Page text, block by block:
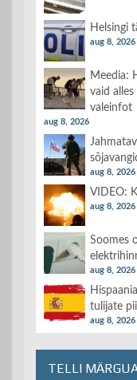
Helsingi
aug 8, 2026
Meedia:
vaid
valeinfot
aug 8, 2026
aug 8, 2026
VIDEO:
aug 8, 2026
Soomes
aug 8, 2026
tulijate
aug 8, 2026
TELLI